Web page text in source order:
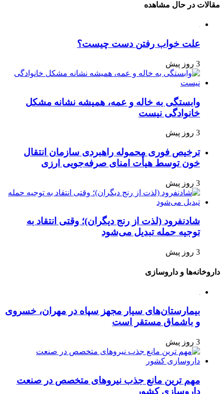
مقالات در حال مشاهده
علت خواب رفتن دست چیست؟
3 روز پیش
وابستگی به خاله و عمه، همیشه نشانه مشکل
خانوادگی نیست
3 روز پیش
ترخیص فوری محموله راهبردی سازمان انتقال
خون توسط هیأت امنای صرفه‌جویی ارزی
3 روز پیش
شادنفرود (لذت از رنج دیگران)؛ وقتی انتقاد به
توجیه حمله تبدیل می‌شود
3 روز پیش
داروخانه‌ها و داروسازی
بیمارستان‌های سیار مجهز سپاه در مهران، خسروی
و باشماق مستقر است
3 روز پیش
مهم ترین مانع جذب نیروهای متخصص در صنعت
داروسازی کشور